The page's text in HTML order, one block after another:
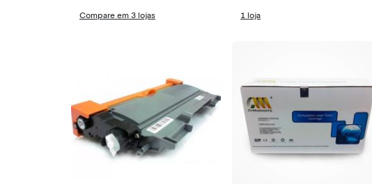
Compare em 3 lojas 1 loja